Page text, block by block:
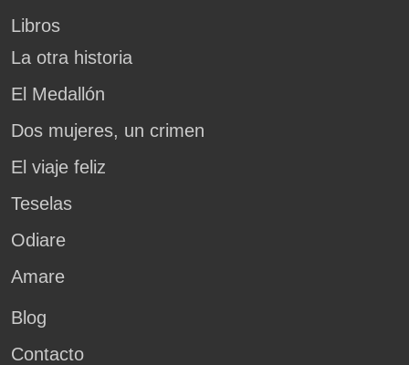
Libros
La otra historia
El Medallón
Dos mujeres, un crimen
El viaje feliz
Teselas
Odiare
Amare
Blog
Contacto